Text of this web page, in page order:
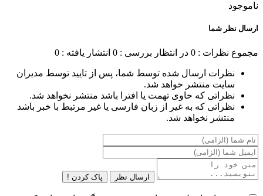
ناموجود
ارسال نظر شما
مجموع نظرات : 0 در انتظار بررسی : 0 انتشار یافته : 0
نظرات ارسال شده توسط شما، پس از تایید توسط مدیران
سایت منتشر خواهد شد.
نظراتی که حاوی تهمت یا افترا باشد منتشر نخواهد شد.
نظراتی که به غیر از زبان فارسی یا غیر مرتبط با خبر باشد
منتشر نخواهد شد.
ارسال نظر پاک کردن !